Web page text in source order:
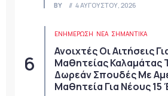
BY 4 ΑΥΓΟΎΣΤΟΥ, 2026
ΕΝΗΜΕΡΩΣΗ ΝΈΑ ΣΗΜΑΝΤΙΚΆ
Ανοιχτές Οι Αιτήσεις
Μαθητείας Καλαμάτας
Δωρεάν Σπουδές Με
Μαθητεία Για Νέους